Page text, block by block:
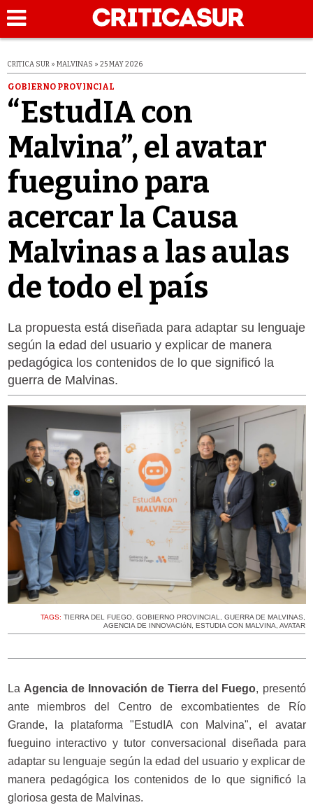
CRITICA SUR » MALVINAS » 25 MAY 2026
GOBIERNO PROVINCIAL
“EstudIA con
Malvina”, el avatar
fueguino para
acercar la Causa
Malvinas a las aulas
de todo el país
La propuesta está diseñada para adaptar su lenguaje
según la edad del usuario y explicar de manera
pedagógica los contenidos de lo que significó la
guerra de Malvinas.
TAGS: TIERRA DEL FUEGO GOBIERNO PROVINCIAL GUERRA DE MALVINAS
AGENCIA DE INNOVACIóN ESTUDIA CON MALVINA AVATAR
La Agencia de Innovación de Tierra del Fuego, presentó
ante miembros del Centro de excombatientes de Río
Grande, la plataforma "EstudIA con Malvina", el avatar
fueguino interactivo y tutor conversacional diseñada para
adaptar su lenguaje según la edad del usuario y explicar de
manera pedagógica los contenidos de lo que significó la
gloriosa gesta de Malvinas.